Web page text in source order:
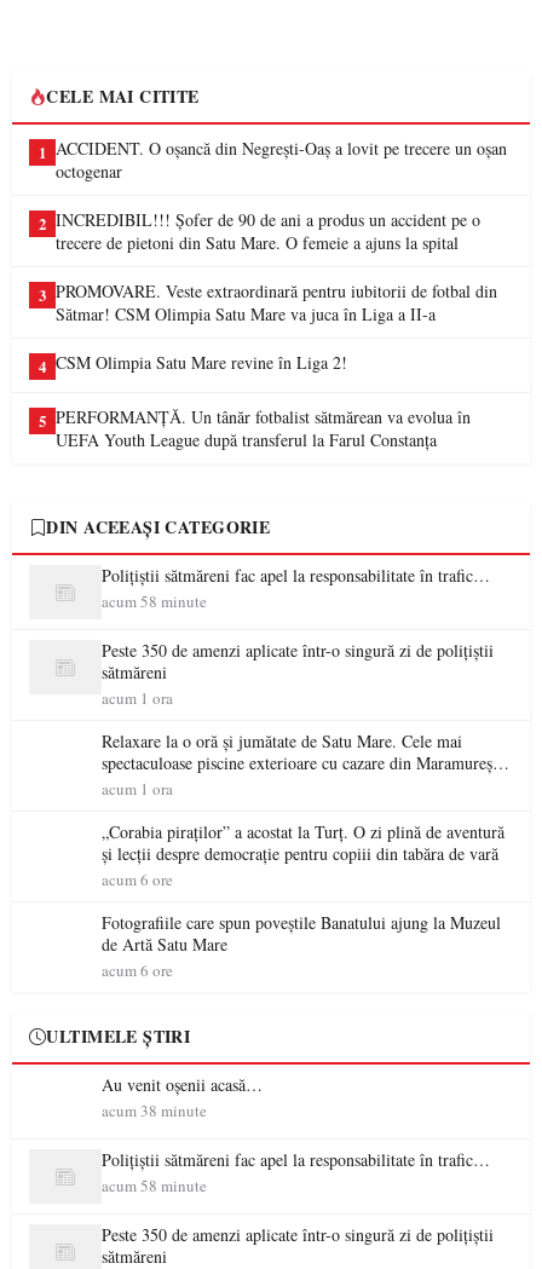
CELE MAI CITITE
1 ACCIDENT. O oșancă din Negrești-Oaș a lovit pe trecere un oșan
octogenar
2 INCREDIBIL!!! Șofer de 90 de ani a produs un accident pe o
trecere de pietoni din Satu Mare. O femeie a ajuns la spital
3 PROMOVARE. Veste extraordinară pentru iubitorii de fotbal din
Sătmar! CSM Olimpia Satu Mare va juca în Liga a II-a
4 CSM Olimpia Satu Mare revine în Liga 2!
5 PERFORMANȚĂ. Un tânăr fotbalist sătmărean va evolua în
UEFA Youth League după transferul la Farul Constanța
DIN ACEEAȘI CATEGORIE
Polițiștii sătmăreni fac apel la responsabilitate în trafic…
acum 58 minute
Peste 350 de amenzi aplicate într-o singură zi de polițiștii
sătmăreni
acum 1 ora
Relaxare la o oră și jumătate de Satu Mare. Cele mai
spectaculoase piscine exterioare cu cazare din Maramureș,
ideale pentru o escapadă de vară
acum 1 ora
„Corabia piraților” a acostat la Turț. O zi plină de aventură
și lecții despre democrație pentru copiii din tabăra de vară
acum 6 ore
Fotografiile care spun poveștile Banatului ajung la Muzeul
de Artă Satu Mare
acum 6 ore
ULTIMELE ȘTIRI
Au venit oșenii acasă…
acum 38 minute
Polițiștii sătmăreni fac apel la responsabilitate în trafic…
acum 58 minute
Peste 350 de amenzi aplicate într-o singură zi de polițiștii
sătmăreni